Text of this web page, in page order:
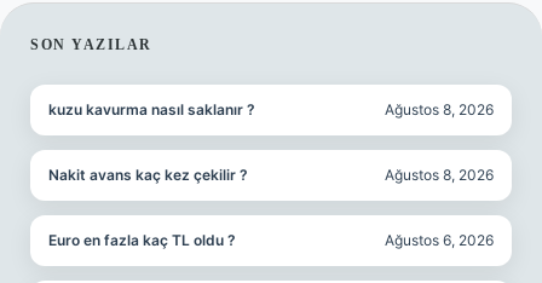
SIDEBAR
SON YAZILAR
kuzu kavurma nasıl saklanır ? Ağustos 8, 2026
Nakit avans kaç kez çekilir ? Ağustos 8, 2026
Euro en fazla kaç TL oldu ? Ağustos 6, 2026